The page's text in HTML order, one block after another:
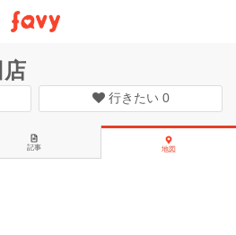
行きたい 0
記事 地図